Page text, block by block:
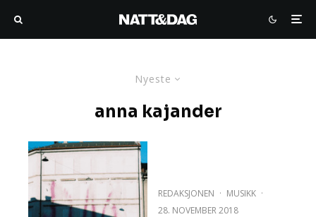
Nyeste
anna kajander
REDAKSJONEN · MUSIKK ·
28. NOVEMBER 2018